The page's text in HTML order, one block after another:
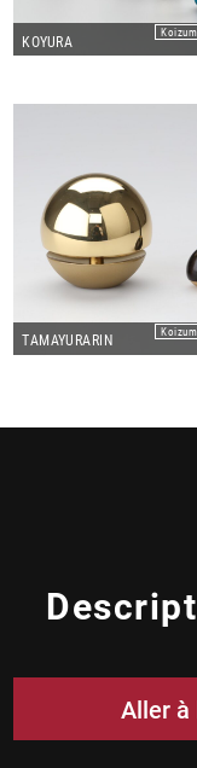
KOYURA
TAMAYURARIN
Aller à